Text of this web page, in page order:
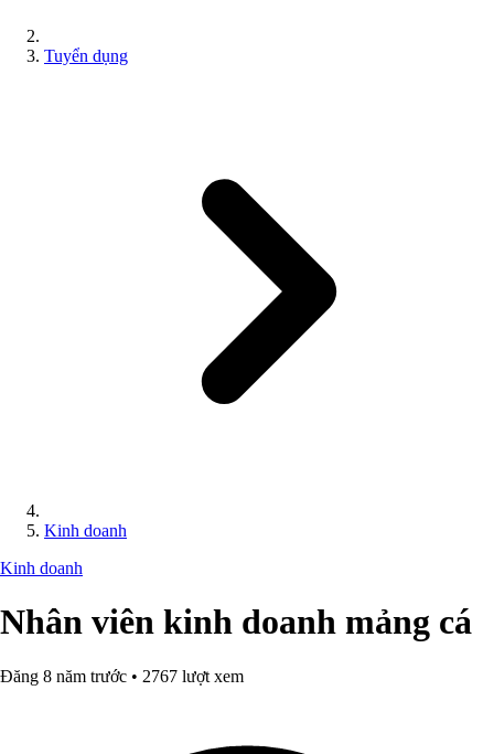
Tuyển dụng
Kinh doanh
Kinh doanh
Nhân viên kinh doanh mảng cá
Đăng 8 năm trước • 2767 lượt xem